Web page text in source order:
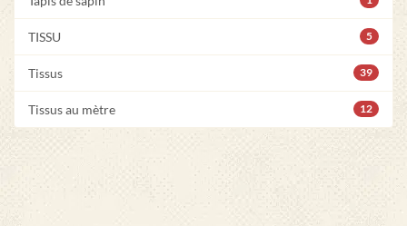
TISSU 5
Tissus 39
Tissus au mètre 12